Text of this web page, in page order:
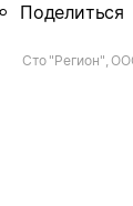
Поделиться
Сто "Регион",